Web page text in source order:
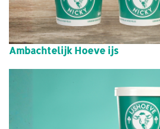
Ambachtelijk Hoeve ijs